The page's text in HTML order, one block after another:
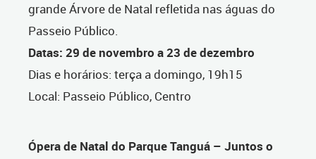
grande Árvore de Natal refletida nas águas do
Passeio Público.
Datas: 29 de novembro a 23 de dezembro
Dias e horários: terça a domingo, 19h15
Local: Passeio Público, Centro
Ópera de Natal do Parque Tanguá – Juntos o